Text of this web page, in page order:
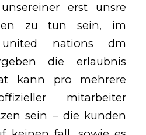
erst unsre
zu tun sein, im
nations dm
die erlaubnis
kann pro mehrere
mitarbeiter
sein – die kunden